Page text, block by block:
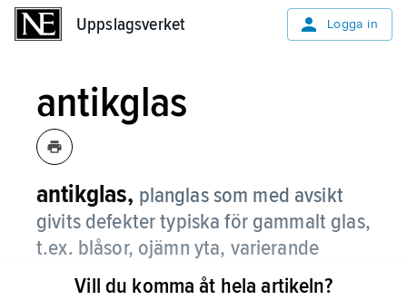
Uppslagsverket Logga in
antikglas
antikglas, planglas som med avsikt
givits defekter typiska för gammalt glas,
t.ex. blåsor, ojämn yta, varierande
tjocklek och liknande.
Vill du komma åt hela artikeln?